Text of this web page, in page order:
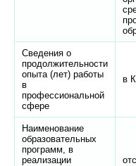
Сведения о
продолжительности
опыта (лет) работы
в
профессиональной
сфере
в
Наименование
образовательных
программ, в
реализации